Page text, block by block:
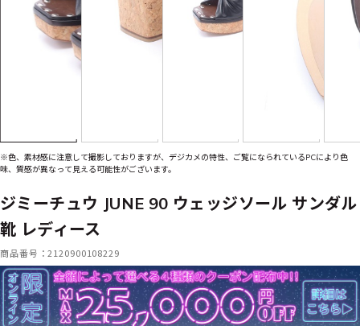
※色、素材感に注意して撮影しておりますが、デジカメの特性、ご覧になられているPCにより色
味、質感が異なって見える可能性がございます。
ジミーチュウ JUNE 90 ウェッジソール サンダル
靴 レディース
商品番号：2120900108229